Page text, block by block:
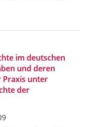
im deutschen
und deren
Praxis unter
der